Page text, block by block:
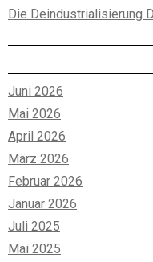
Die Deindustrialisierung
Juni 2026
Mai 2026
April 2026
März 2026
Februar 2026
Januar 2026
Juli 2025
Mai 2025